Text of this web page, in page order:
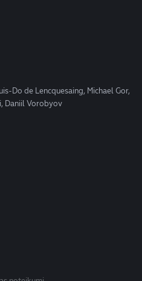
Do de Lencquesaing, Michael Gor,
Daniil Vorobyov